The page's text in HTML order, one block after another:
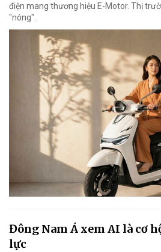
điện mang thương hiệu E-Motor. Thị
"nóng".
Đông Nam Á xem AI là cơ
lực